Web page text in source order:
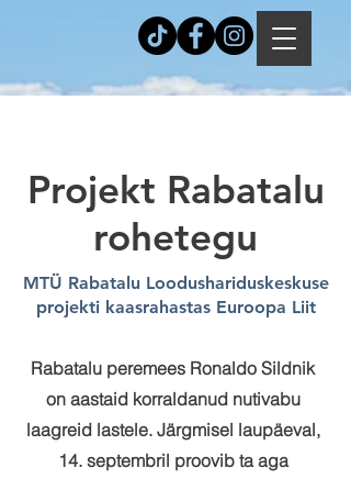
Projekt Rabatalu
rohetegu
MTÜ Rabatalu Loodushariduskeskuse
projekti kaasrahastas Euroopa Liit
Rabatalu peremees Ronaldo Sildnik
on aastaid korraldanud nutivabu
laagreid lastele. Järgmisel laupäeval,
14. septembril proovib ta aga